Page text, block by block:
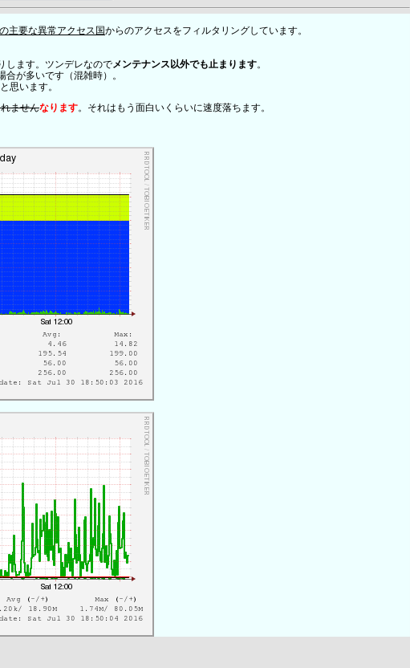
主要な異常アクセス国からのアクセスをフィルタリングしています。
します。ツンデレなのでメンテナンス以外でも止まります。
が多いです（混雑時）。
思います。
ませんなります。それはもう面白いくらいに速度落ちます。